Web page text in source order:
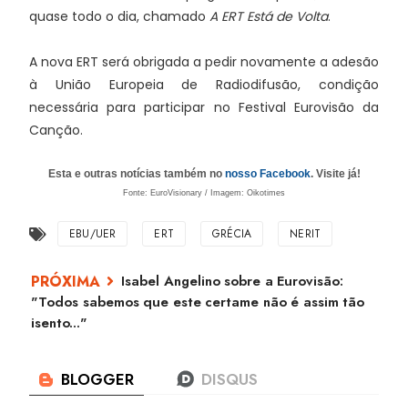
quase todo o dia, chamado A ERT Está de Volta.
A nova ERT será obrigada a pedir novamente a adesão
à União Europeia de Radiodifusão, condição
necessária para participar no Festival Eurovisão da
Canção.
Esta e outras notícias também no nosso Facebook. Visite já!
Fonte: EuroVisionary / Imagem: Oikotimes
EBU/UER ERT GRÉCIA NERIT
Isabel Angelino sobre a Eurovisão:
"Todos sabemos que este certame não é assim tão
isento..."